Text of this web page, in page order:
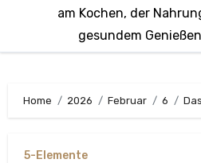
am Kochen, der
gesundem
Home 2026 Februar 6
5-Elemente